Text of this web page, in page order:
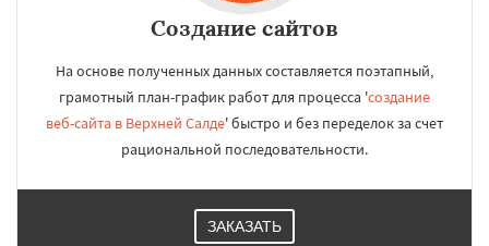
Создание сайтов
На основе полученных данных составляется поэтапный,
грамотный план-график работ для процесса 'создание
веб-сайта в Верхней Салде' быстро и без переделок за счет
рациональной последовательности.
ЗАКАЗАТЬ